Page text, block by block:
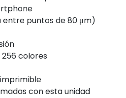
entre puntos de 80 μm)
colores
con esta unidad